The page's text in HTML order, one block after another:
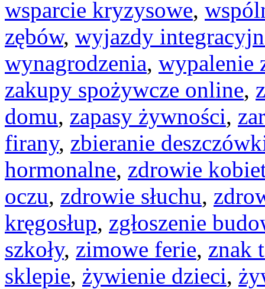
wsparcie kryzysowe,
zębów, wyjazdy
wynagrodzenia, wypalenie
zakupy spożywcze online,
domu, zapasy żywności,
firany, zbieranie
hormonalne, zdrowie
oczu, zdrowie słuchu,
kręgosłup, zgłoszenie
szkoły, zimowe ferie, znak
sklepie, żywienie dzieci,